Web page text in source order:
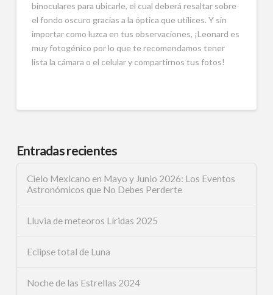
binoculares para ubicarle, el cual deberá resaltar sobre
el fondo oscuro gracias a la óptica que utilices. Y sin
importar como luzca en tus observaciones, ¡Leonard es
muy fotogénico por lo que te recomendamos tener
lista la cámara o el celular y compartirnos tus fotos!
Entradas recientes
Cielo Mexicano en Mayo y Junio 2026: Los Eventos
Astronómicos que No Debes Perderte
Lluvia de meteoros Líridas 2025
Eclipse total de Luna
Noche de las Estrellas 2024